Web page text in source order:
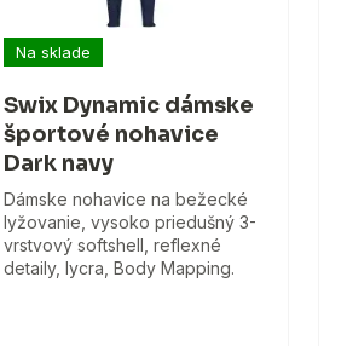
Na sklade
Swix Dynamic dámske
športové nohavice
Dark navy
Dámske nohavice na bežecké
lyžovanie, vysoko priedušný 3-
vrstvový softshell, reflexné
detaily, lycra, Body Mapping.